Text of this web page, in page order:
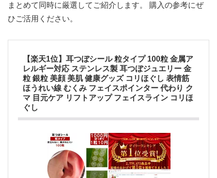
まとめて同時に厳選してご紹介します。 購入の参考にぜ
ひご活用ください。
【楽天1位】耳つぼシール 粒タイプ 100粒 金属ア
レルギー対応 ステンレス製 耳つぼジュエリー 金
粒 銀粒 美顔 美肌 健康グッズ コリほぐし 表情筋
ほうれい線 むくみ フェイスポインター 代わり ク
マ 目元ケア リフトアップ フェイスライン コリほ
ぐし